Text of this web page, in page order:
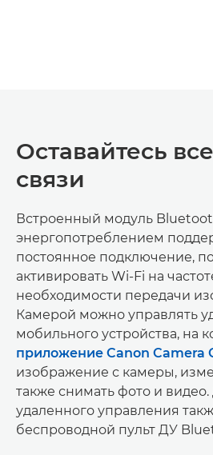
Оставайтесь
связи
Встроенный модуль
энергопотреблением
постоянное подключение,
активировать Wi-Fi на
необходимости передачи
Камерой можно управлять
мобильного устройства, на
приложение Canon Camera
изображение с камеры,
также снимать фото и
удаленного управления
беспроводной пульт ДУ